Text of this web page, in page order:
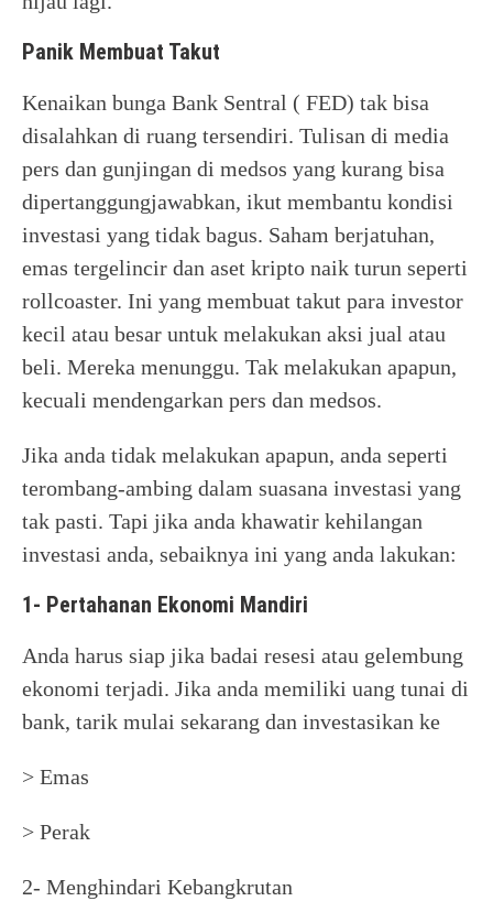
Panik Membuat Takut
Kenaikan bunga Bank Sentral ( FED) tak bisa
disalahkan di ruang tersendiri. Tulisan di media
pers dan gunjingan di medsos yang kurang bisa
dipertanggungjawabkan, ikut membantu kondisi
investasi yang tidak bagus. Saham berjatuhan,
emas tergelincir dan aset kripto naik turun seperti
rollcoaster. Ini yang membuat takut para investor
kecil atau besar untuk melakukan aksi jual atau
beli. Mereka menunggu. Tak melakukan apapun,
kecuali mendengarkan pers dan medsos.
Jika anda tidak melakukan apapun, anda seperti
terombang-ambing dalam suasana investasi yang
tak pasti. Tapi jika anda khawatir kehilangan
investasi anda, sebaiknya ini yang anda lakukan:
1- Pertahanan Ekonomi Mandiri
Anda harus siap jika badai resesi atau gelembung
ekonomi terjadi. Jika anda memiliki uang tunai di
bank, tarik mulai sekarang dan investasikan ke
> Emas
> Perak
2- Menghindari Kebangkrutan